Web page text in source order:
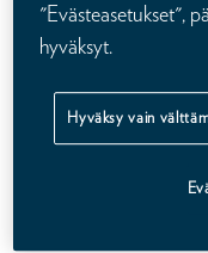
Näyttely esittelee alan
mahdollisuuden
"Evästeasetukset",
hyväksyt.
Hyväksy vain